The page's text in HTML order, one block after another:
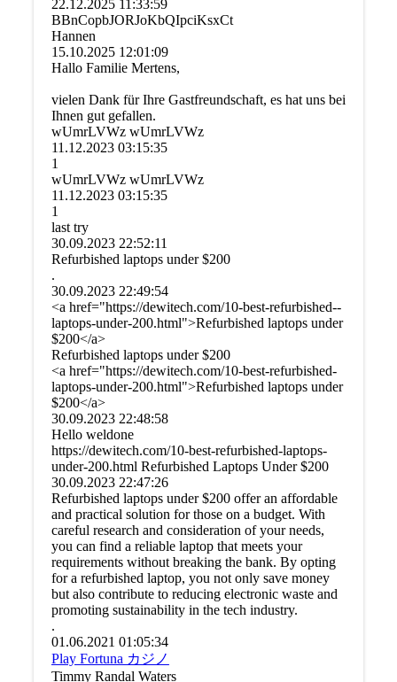
22.12.2025 11:33:59
BBnCopbJORJoKbQIpciKsxC­t
Hannen
15.10.2025 12:01:09
Hallo Familie Mertens,
vielen Dank für Ihre Gastfreundschaft, es hat uns bei
Ihnen gut gefallen.
wUmrLVWz wUmrLVWz
11.12.2023 03:15:35
1
wUmrLVWz wUmrLVWz
11.12.2023 03:15:35
1
last try
30.09.2023 22:52:11
Refurbished laptops under $200
.
30.09.2023 22:49:54
<a href=­"https:­//­dewitech.­com/­10-­best-­refurbished-­
laptops-­under-­200.­html">Refurbished laptops under
$200</a>
Refurbished laptops under $200
<a href="https://dewitech.com/10-best-refurbished-
laptops-under-200.html">Refurbished laptops under
$200</a>
30.09.2023 22:48:58
Hello weldone
https://dewitech.com/10-best-refurbished-laptops-
under-200.html Refurbished Laptops Under $200
30.09.2023 22:47:26
Refurbished laptops under $200 offer an affordable
and practical solution for those on a budget. With
careful research and consideration of your needs,
you can find a reliable laptop that meets your
requirements without breaking the bank. By opting
for a refurbished laptop, you not only save money
but also contribute to reducing electronic waste and
promoting sustainability in the tech industry.
.
01.06.2021 01:05:34
Play Fortuna カジノ
Timmy Randal Waters